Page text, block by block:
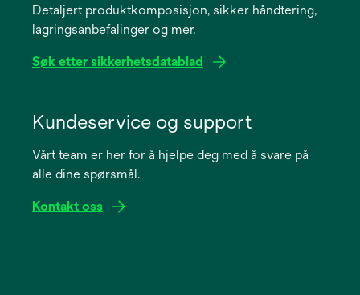
newDetaljert produktkomposisjon, sikker håndtering,
lagringsanbefalinger og mer.
Søk etter sikkerhetsdatablad
new
Kundeservice og support
Vårt team er her for å hjelpe deg med å svare på
alle dine spørsmål.
Kontakt oss